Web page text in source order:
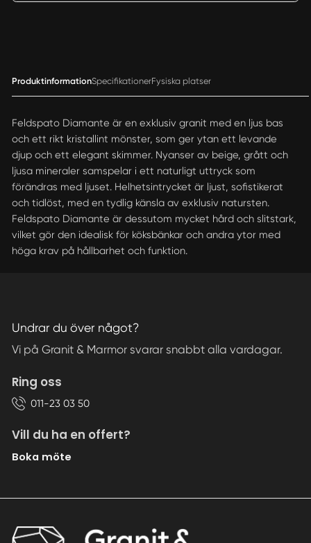
ProduktinformationSpecifikationerFysiska platser
Feldspato Diamante är en exklusiv granit med en ljus bas
och ett rikt kristallint mönster, som ger ytan ett levande
djup och ett elegant skimmer. Nyanser av beige, grått och
ljusa mineraler samspelar i ett naturligt uttryck som
förändras med ljuset. Helhetsintrycket är ljust, sofistikerat
och tidlöst, med en tydlig känsla av exklusiv natursten.
Feldspato Diamante är dessutom mycket hård och slitstark,
vilket gör den idealisk för köksbänkar och andra ytor med
höga krav på hållbarhet och funktion.
Undrar du över något?
Vi på Granit & Marmor svarar snabbt alla vardagar.
Ring oss
011-23 03 50
Vill du ha en offert?
Boka möte